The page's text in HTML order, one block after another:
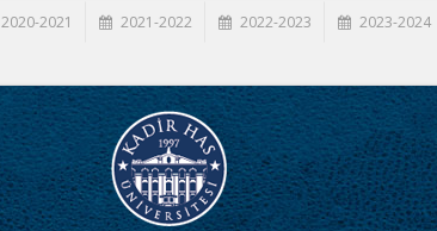
2020-2021 2021-2022 2022-2023 2023-2024